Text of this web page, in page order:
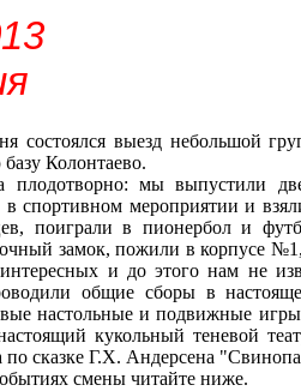
состоялся выезд небольшой
Колонтаево.
плодотворно: мы выпустили две
в спортивном мероприятии и
поиграли в пионербол и
замок, пожили в корпусе
и до этого нам не
общие сборы в
настольные и подвижные
кукольный теневой
по сказке Г.Х. Андерсена
смены читайте ниже.